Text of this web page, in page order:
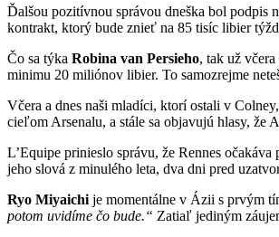
Ďalšou pozitívnou správou dneška bol
kontrakt, ktorý bude znieť na 85 tisíc libier
Čo sa týka Robina van Persieho, tak už
minimu 20 miliónov libier. To samozrejme
Včera a dnes naši mladíci, ktorí ostali v
cieľom Arsenalu, a stále sa objavujú hlasy, že
L’Equipe prinieslo správu, že Rennes očakáva
jeho slová z minulého leta, dva dni pred
Ryo Miyaichi je momentálne v Ázii s prvým
potom uvidíme čo bude.“ Zatiaľ jediným